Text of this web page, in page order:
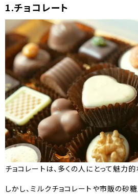
1.チョコレート
チョコレートは、多くの人にとって魅力的
しかし、ミルクチョコレートや市販の砂